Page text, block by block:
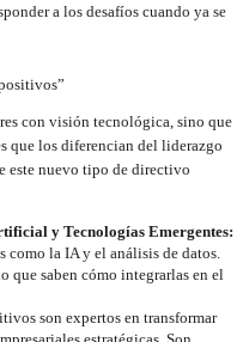
a los desafíos cuando ya se
con visión tecnológica, sino que
que los diferencian del liderazgo
este nuevo tipo de directivo
y Tecnologías Emergentes:
como la IA y el análisis de datos.
que saben cómo integrarlas en el
son expertos en transformar